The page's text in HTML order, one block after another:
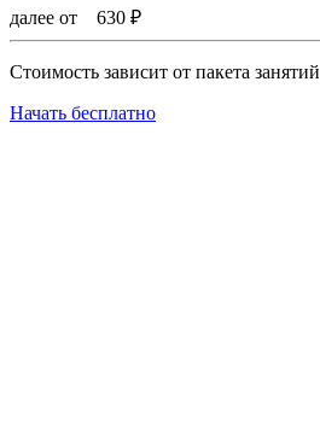
далее от 630 ₽
Стоимость зависит от пакета занятий
Начать бесплатно